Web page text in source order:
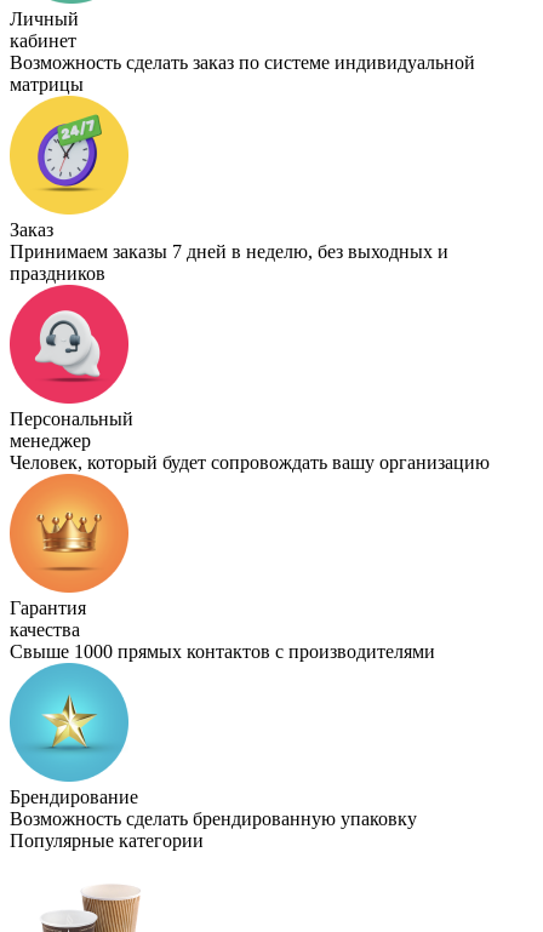
Личный
кабинет
Возможность сделать заказ по системе индивидуальной
матрицы
Заказ
Принимаем заказы 7 дней в неделю, без выходных и
праздников
Персональный
менеджер
Человек, который будет сопровождать вашу организацию
Гарантия
качества
Свыше 1000 прямых контактов с производителями
Брендирование
Возможность сделать брендированную упаковку
Популярные категории